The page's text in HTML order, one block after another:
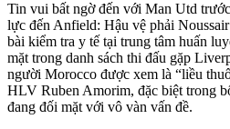
Tin vui bất ngờ đến với Man Utd
lực đến Anfield: Hậu vệ phải
bài kiểm tra y tế tại trung tâm huấn
mặt trong danh sách thi đấu gặp
người Morocco được xem là “liều
HLV Ruben Amorim, đặc biệt trong
đang đối mặt với vô vàn vấn đề.